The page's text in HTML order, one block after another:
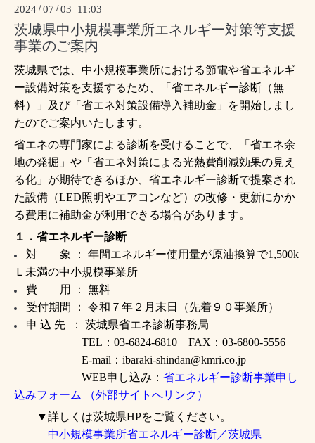
2024 /07 /03 11:03
茨城県中小規模事業所エネルギー対策等支援
事業のご案内
茨城県では、中小規模事業所における節電や省エネルギ
ー設備対策を支援するため、「省エネルギー診断（無
料）」及び「省エネ対策設備導入補助金」を開始しまし
たのでご案内いたします。
省エネの専門家による診断を受けることで、「省エネ余
地の発掘」や「省エネ対策による光熱費削減効果の見え
る化」が期待できるほか、省エネルギー診断で提案され
た設備（LED照明やエアコンなど）の改修・更新にかか
る費用に補助金が利用できる場合があります。
１．省エネルギー診断
対 象 ： 年間エネルギー使用量が原油換算で1,500k
Ｌ未満の中小規模事業所
費 用 ： 無料
受付期間 ： 令和７年２月末日（先着９０事業所）
申 込 先 ： 茨城県省エネ診断事務局
TEL：03-6824-6810 FAX：03-6800-5556
E-mail：ibaraki-shindan@kmri.co.jp
WEB申し込み： 省エネルギー診断事業申し
込みフォーム （外部サイトへリンク）
▼詳しくは茨城県HPをご覧ください。
中小規模事業所省エネルギー診断／茨城県